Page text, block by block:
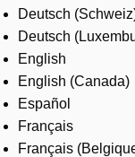
Where to buy
Contact us
Careers
Deutsch
Deutsch
English
English (Canada)
Español
Français
Français